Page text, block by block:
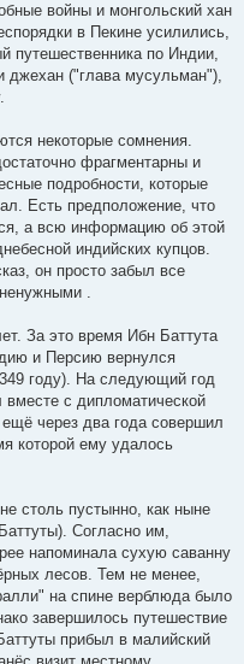
войны и монгольский хан
в Пекине усилились,
путешественника по Индии,
джехан ("глава мусульман"),
некоторые сомнения.
фрагментарны и
подробности, которые
Есть предположение, что
а всю информацию об этой
индийских купцов.
он просто забыл все
.
За это время Ибн Баттута
и Персию вернулся
году). На следующий год
вместе с дипломатической
через два года совершил
которой ему удалось
столь пустынно, как ныне
Согласно им,
напоминала сухую саванну
лесов. Тем не менее,
на спине верблюда было
завершилось путешествие
прибыл в малийский